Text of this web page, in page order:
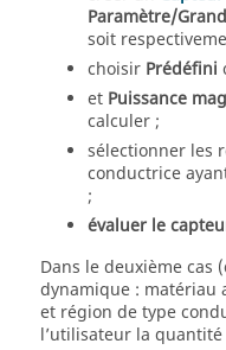
Paramètre/
soit
choisir Prédéfini
et Puissance
calculer ;
sélectionner les
conductrice
;
évaluer le
Dans le deuxième cas
dynamique : matériau
et région de type
l’utilisateur la quantité